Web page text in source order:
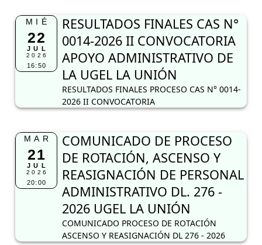
MIÉ
22
JUL
2026
16:50
RESULTADOS FINALES CAS N°
0014-2026 II CONVOCATORIA
APOYO ADMINISTRATIVO DE
LA UGEL LA UNIÓN
RESULTADOS FINALES PROCESO CAS N° 0014-
2026 II CONVOCATORIA
MAR
21
JUL
2026
20:00
COMUNICADO DE PROCESO
DE ROTACIÓN, ASCENSO Y
REASIGNACIÓN DE PERSONAL
ADMINISTRATIVO DL. 276 -
2026 UGEL LA UNIÓN
COMUNICADO PROCESO DE ROTACIÓN
ASCENSO Y REASIGNACIÓN DL 276 - 2026